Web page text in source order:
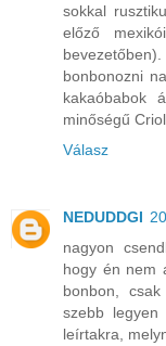
sokkal
előző
bonbonozni
kakaóbabok
minőségű
Válasz
NEDUDDGI
nagyon
hogy én nem
bonbon,
szebb legyen
leírtakra,